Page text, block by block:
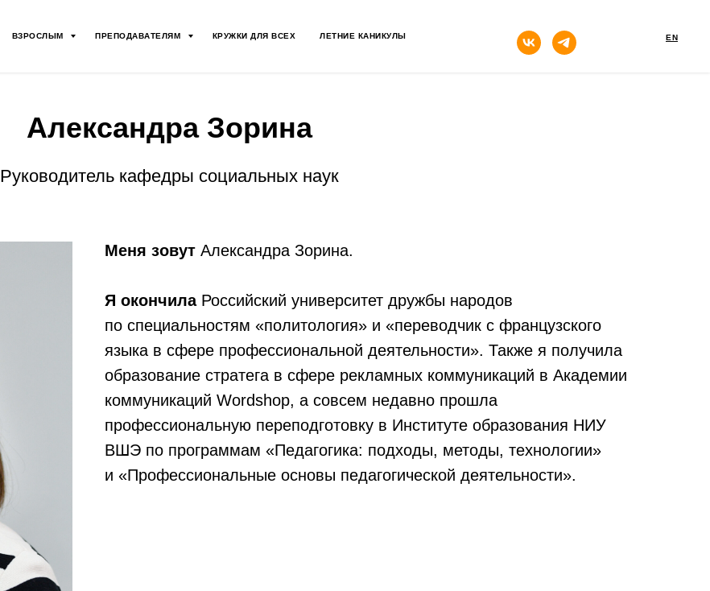
ВЗРОСЛЫМ ПРЕПОДАВАТЕЛЯМ КРУЖКИ ДЛЯ ВСЕХ ЛЕТНИЕ КАНИКУЛЫ EN
Александра Зорина
Руководитель кафедры социальных наук
Меня зовут Александра Зорина.
Я окончилаРоссийский университет дружбы народов
по специальностям «политология» и «переводчик с французского
языка в сфере профессиональной деятельности». Также я получила
образование стратега в сфере рекламных коммуникаций в Академии
коммуникаций Wordshop, а совсем недавно прошла
профессиональную переподготовку в Институте образования НИУ
ВШЭ по программам «Педагогика: подходы, методы, технологии»
и «Профессиональные основы педагогической деятельности».